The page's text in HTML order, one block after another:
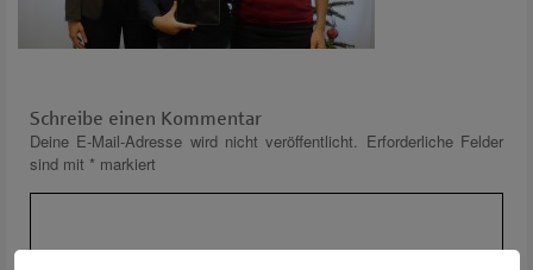
Schreibe einen Kommentar
Deine E-Mail-Adresse wird nicht veröffentlicht. Erforderliche Felder
sind mit * markiert